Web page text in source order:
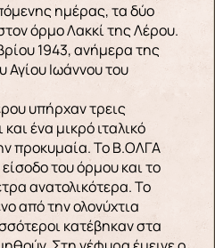
ημέρας, τα δύο
όρμο Λακκί της Λέρου.
1943, ανήμερα της
Αγίου Ιωάννου του
υπήρχαν τρεις
ένα μικρό ιταλικό
προκυμαία. Το Β.ΟΛΓΑ
του όρμου και το
ανατολικότερα. Το
από την ολονύχτια
κατέβηκαν στα